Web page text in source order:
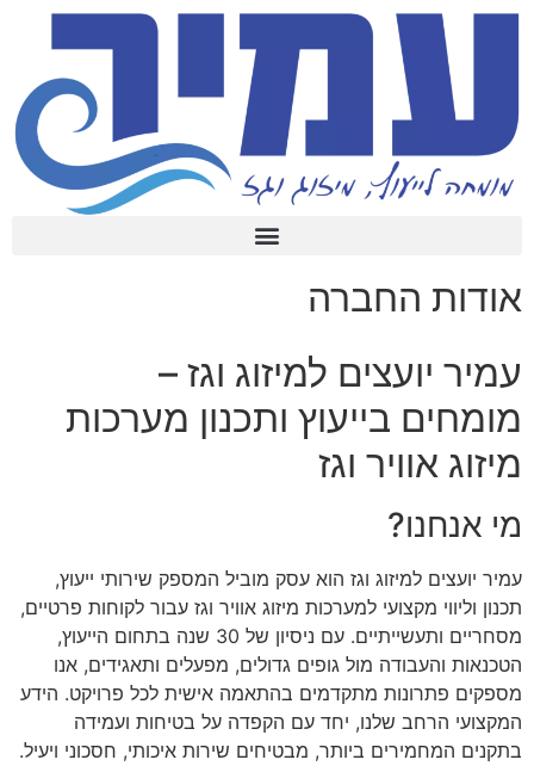
אודות החברה
עמיר יועצים למיזוג וגז –
מומחים בייעוץ ותכנון מערכות
מיזוג אוויר וגז
מי אנחנו?
עמיר יועצים למיזוג וגז הוא עסק מוביל המספק שירותי ייעוץ,
תכנון וליווי מקצועי למערכות מיזוג אוויר וגז עבור לקוחות פרטיים,
מסחריים ותעשייתיים. עם ניסיון של 30 שנה בתחום הייעוץ,
הטכנאות והעבודה מול גופים גדולים, מפעלים ותאגידים, אנו
מספקים פתרונות מתקדמים בהתאמה אישית לכל פרויקט. הידע
המקצועי הרחב שלנו, יחד עם הקפדה על בטיחות ועמידה
בתקנים המחמירים ביותר, מבטיחים שירות איכותי, חסכוני ויעיל.